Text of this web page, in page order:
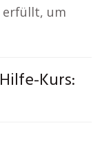
erfüllt, um
Kurs: